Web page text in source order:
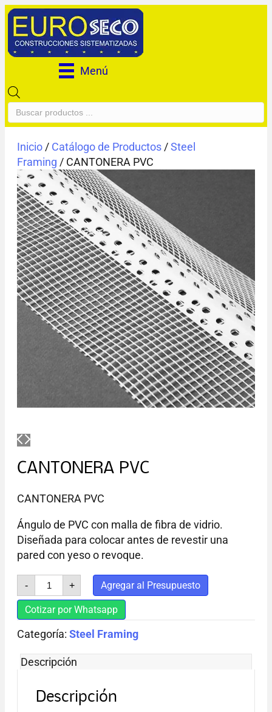
Menú
de
productos
Inicio / Catálogo de Productos /Steel
Framing / CANTONERA PVC
CANTONERA PVC
CANTONERA PVC
Ángulo de PVC con malla de fibra de vidrio.
Diseñada para colocar antes de revestir una
pared con yeso o revoque.
-
CANTONERA
PVC
cantidad
+ Agregar al Presupuesto
Cotizar por Whatsapp
Categoría: Steel Framing
Descripción
Descripción